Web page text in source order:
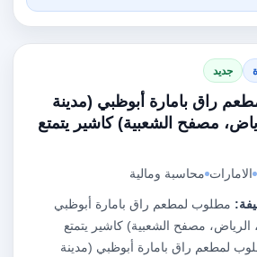
جديد
راق بامارة أبوظبي (مدينة
مصفح الشعبية) كاشير يتمتع
الامارات محاسبة ومالية
مطلوب لمطعم راق بامارة أبوظبي
الرياض، مصفح الشعبية) كاشير يتمتع
لمطعم راق بامارة أبوظبي (مدينة